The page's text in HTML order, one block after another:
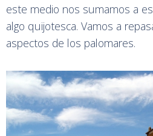
este medio nos sumamos a
algo quijotesca. Vamos a
aspectos de los palomares.